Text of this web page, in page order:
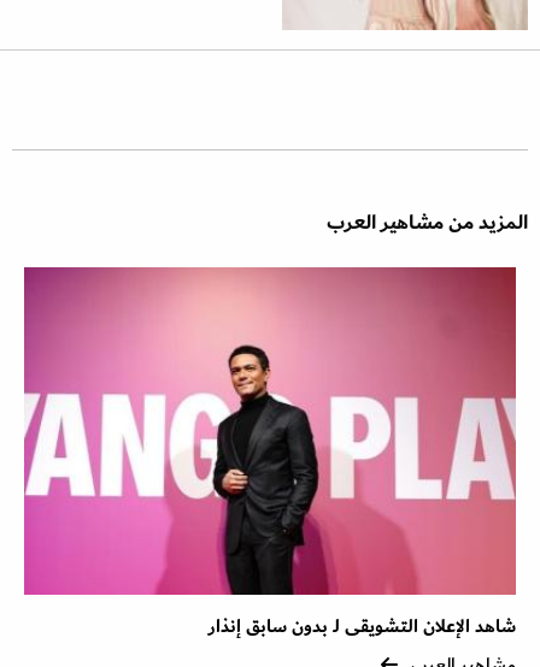
المزيد من مشاهير العرب
شاهد الإعلان التشويقى لـ بدون سابق إنذار